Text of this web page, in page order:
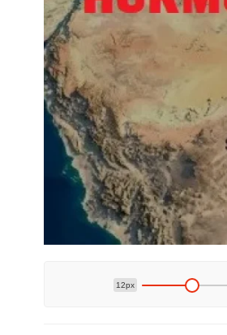
12px